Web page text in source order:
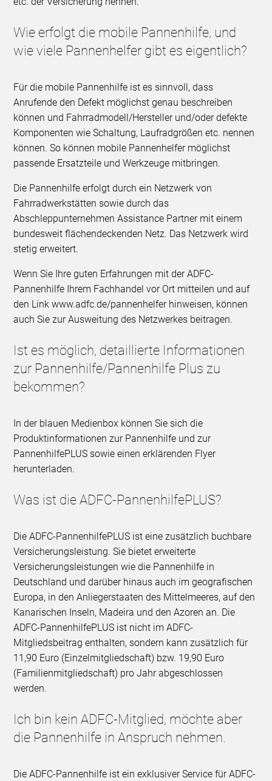
Wie erfolgt die mobile Pannenhilfe, und
wie viele Pannenhelfer gibt es eigentlich?
Für die mobile Pannenhilfe ist es sinnvoll, dass
Anrufende den Defekt möglichst genau beschreiben
können und Fahrradmodell/Hersteller und/oder defekte
Komponenten wie Schaltung, Laufradgrößen etc. nennen
können. So können mobile Pannenhelfer möglichst
passende Ersatzteile und Werkzeuge mitbringen.
Die Pannenhilfe erfolgt durch ein Netzwerk von
Fahrradwerkstätten sowie durch das
Abschleppunternehmen Assistance Partner mit einem
bundesweit flächendeckenden Netz. Das Netzwerk wird
stetig erweitert.
Wenn Sie Ihre guten Erfahrungen mit der ADFC-
Pannenhilfe Ihrem Fachhandel vor Ort mitteilen und auf
den Link www.adfc.de/pannenhelfer hinweisen, können
auch Sie zur Ausweitung des Netzwerkes beitragen.
Ist es möglich, detaillierte Informationen
zur Pannenhilfe/Pannenhilfe Plus zu
bekommen?
In der blauen Medienbox können Sie sich die
Produktinformationen zur Pannenhilfe und zur
PannenhilfePLUS sowie einen erklärenden Flyer
herunterladen.
Was ist die ADFC-PannenhilfePLUS?
Die ADFC-PannenhilfePLUS ist eine zusätzlich buchbare
Versicherungsleistung. Sie bietet erweiterte
Versicherungsleistungen wie die Pannenhilfe in
Deutschland und darüber hinaus auch im geografischen
Europa, in den Anliegerstaaten des Mittelmeeres, auf den
Kanarischen Inseln, Madeira und den Azoren an. Die
ADFC-PannenhilfePLUS ist nicht im ADFC-
Mitgliedsbeitrag enthalten, sondern kann zusätzlich für
11,90 Euro (Einzelmitgliedschaft) bzw. 19,90 Euro
(Familienmitgliedschaft) pro Jahr abgeschlossen
werden.
Ich bin kein ADFC-Mitglied, möchte aber
die Pannenhilfe in Anspruch nehmen.
Die ADFC-Pannenhilfe ist ein exklusiver Service für ADFC-